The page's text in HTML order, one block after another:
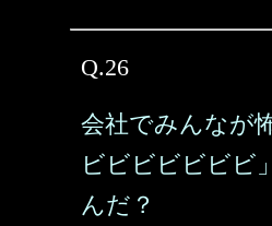
Q.26
会社でみんなが
ビビビビビビビ
んだ？